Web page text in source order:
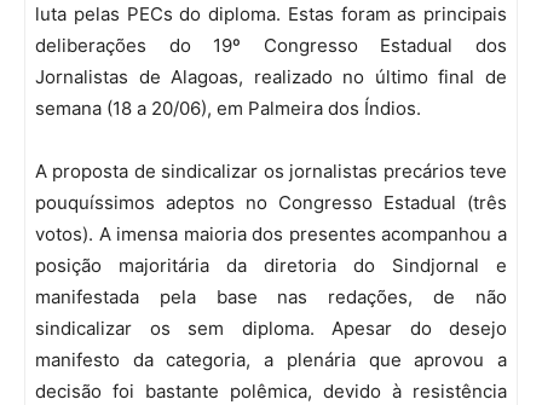
luta pelas PECs do diploma. Estas foram as principais
deliberações do 19º Congresso Estadual dos
Jornalistas de Alagoas, realizado no último final de
semana (18 a 20/06), em Palmeira dos Índios.
A proposta de sindicalizar os jornalistas precários teve
pouquíssimos adeptos no Congresso Estadual (três
votos). A imensa maioria dos presentes acompanhou a
posição majoritária da diretoria do Sindjornal e
manifestada pela base nas redações, de não
sindicalizar os sem diploma. Apesar do desejo
manifesto da categoria, a plenária que aprovou a
decisão foi bastante polêmica, devido à resistência